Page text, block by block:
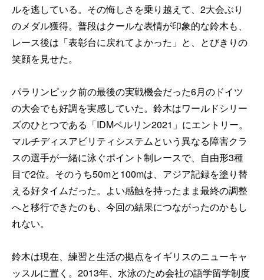
ルを逃している。その悔しさを乗り越えて、2大会ぶり
のメダル獲得。普段はクールな表情が印象的な鈴木も、
レース後は「表彰台に戻れてよかった」と、とびきりの
笑顔を見せた。
パラリンピック前の最後の実戦機会だった6月のドイツ
の大会でも好調を実感していた。鈴木はワールドシリー
ズのひとつである「IDMベルリン2021」にエントリー。
マルチディスアビリティシステムという異なる障害クラ
スの選手が一緒に泳ぐポイント制レースで、自由形3種
目で2位。そのうち50mと100mは、アジア記録を塗り替
える好タイムだった。よい感触を持ったまま最終の調整
へと移行できたのも、今回の結果につながったのかもし
れない。
鈴木は現在、練習と生活の拠点をイギリスのニューキャ
ッスルに置く。2013年、水泳のため会社の語学留学制度